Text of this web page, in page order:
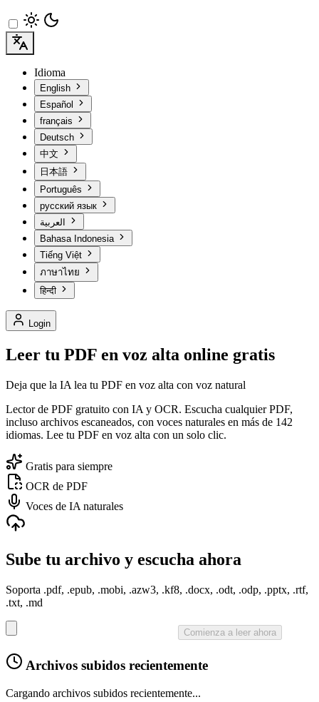
Idioma
English
Español
français
Deutsch
中文
日本語
Português
русский язык
Bahasa Indonesia
Tiếng Việt
ภาษาไทย
हिन्दी
Login
Leer tu PDF en voz alta online gratis
Deja que la IA lea tu PDF en voz alta con voz natural
Lector de PDF gratuito con IA y OCR. Escucha cualquier PDF,
incluso archivos escaneados, con voces naturales en más de 142
idiomas. Lee tu PDF en voz alta con un solo clic.
Gratis para siempre
OCR de PDF
Voces de IA naturales
Sube tu archivo y escucha ahora
Soporta .pdf, .epub, .mobi, .azw3, .kf8, .docx, .odt, .odp, .pptx, .rtf,
.txt, .md
Comienza a leer ahora
Archivos subidos recientemente
Cargando archivos subidos recientemente...